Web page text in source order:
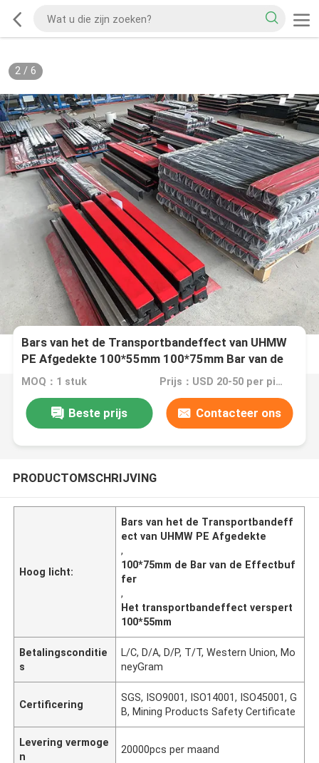
2/ 6
Bars van het de Transportbandeffect van UHMW
PE Afgedekte 100*55mm 100*75mm Bar van de
Effectbuffer
MOQ：1 stuk Prijs：USD 20-50 per piece
Beste prijs Contacteer ons
PRODUCTOMSCHRIJVING
Hoog licht:
Bars van het de Transportbandeff
ect van UHMW PE Afgedekte
,
100*75mm de Bar van de Effectbuf
fer
,
Het transportbandeffect verspert
100*55mm
Betalingsconditie
s
L/C, D/A, D/P, T/T, Western Union, Mo
neyGram
Certificering
SGS, ISO9001, ISO14001, ISO45001, G
B, Mining Products Safety Certificate
Levering vermoge
n
20000pcs per maand